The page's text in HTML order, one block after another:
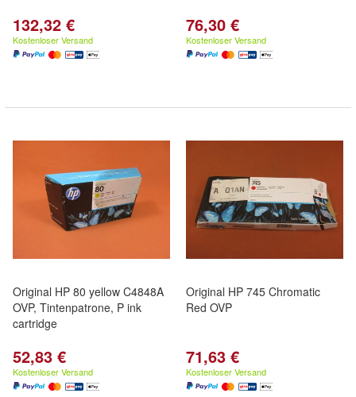
132,32 €
Kostenloser Versand
76,30 €
Kostenloser Versand
Original HP 80 yellow C4848A
OVP, Tintenpatrone, P ink
cartridge
52,83 €
Kostenloser Versand
Original HP 745 Chromatic
Red OVP
71,63 €
Kostenloser Versand